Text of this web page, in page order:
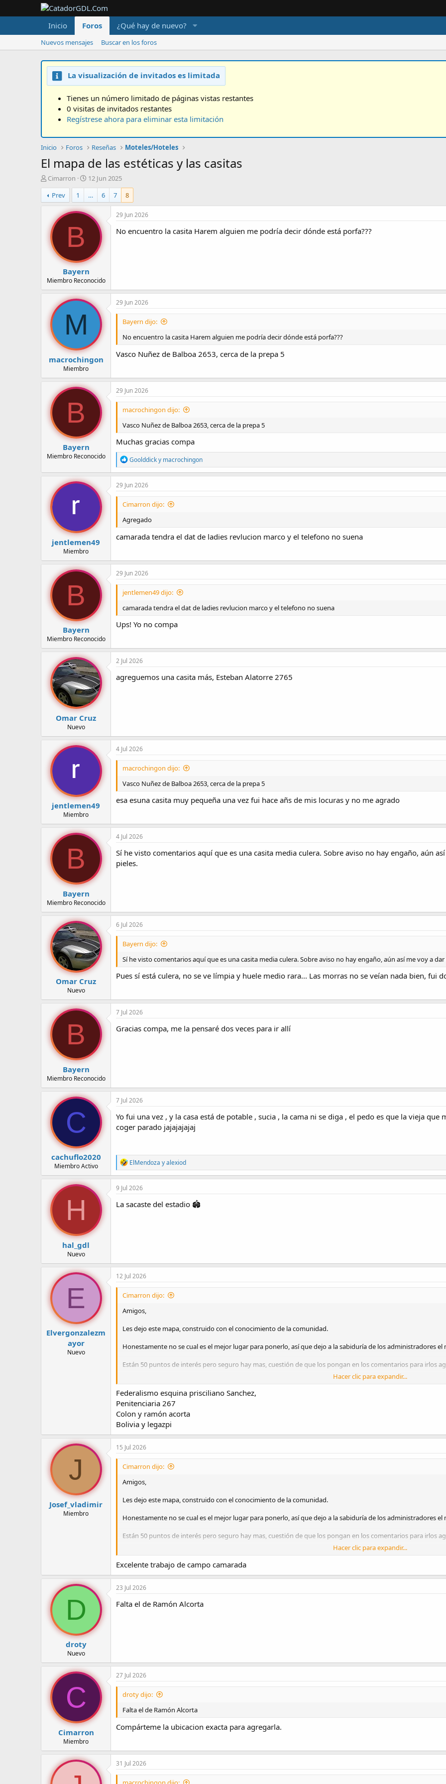
Inicio Foros ¿Qué hay de nuevo?
Nuevos mensajes Buscar en los foros
La visualización de invitados es limitada
Tienes un número limitado de páginas vistas restantes
0 visitas de invitados restantes
Regístrese ahora para eliminar esta limitación
Inicio Foros Reseñas Moteles/Hoteles
El mapa de las estéticas y las casitas
A
u
t
o
d
e
a
Cimarron
F
e
c
h
a
i
i
o
12 Jun 2025
Prev
1 … 6 7 8
B
Bayern
Miembro Reconocido
29 Jun 2026
No encuentro la casita Harem alguien me podría decir dónde está porfa???
M
macrochingon
Miembro
29 Jun 2026
Bayern dijo:
No encuentro la casita Harem alguien me podría decir dónde está porfa???
Vasco Nuñez de Balboa 2653, cerca de la prepa 5
B
Bayern
Miembro Reconocido
29 Jun 2026
macrochingon dijo:
Vasco Nuñez de Balboa 2653, cerca de la prepa 5
Muchas gracias compa
R
e
a
c
o
e
:
Goolddicky macrochingon
jentlemen49
Miembro
29 Jun 2026
Cimarron dijo:
Agregado
camarada tendra el dat de ladies revlucion marco y el telefono no suena
B
Bayern
Miembro Reconocido
29 Jun 2026
jentlemen49 dijo:
camarada tendra el dat de ladies revlucion marco y el telefono no suena
Ups! Yo no compa
Omar Cruz
Nuevo
2 Jul 2026
agreguemos una casita más, Esteban Alatorre 2765
jentlemen49
Miembro
4 Jul 2026
macrochingon dijo:
Vasco Nuñez de Balboa 2653, cerca de la prepa 5
esa esuna casita muy pequeña una vez fui hace añs de mis locuras y no me agrado
B
Bayern
Miembro Reconocido
4 Jul 2026
Sí he visto comentarios aquí que es una casita media culera. Sobre aviso no hay engaño, aún
pieles.
Omar Cruz
Nuevo
6 Jul 2026
Bayern dijo:
Sí he visto comentarios aquí que es una casita media culera. Sobre aviso no hay engaño, aún así me voy a
Pues sí está culera, no se ve límpia y huele medio rara... Las morras no se veían nada bien, fui
B
Bayern
Miembro Reconocido
7 Jul 2026
Gracias compa, me la pensaré dos veces para ir allí
C
cachuflo2020
Miembro Activo
7 Jul 2026
Yo fui una vez , y la casa está de potable , sucia , la cama ni se diga , el pedo es que la vieja
coger parado jajajajajaj
R
e
a
c
i
o
ElMendoza yalexiod
H
hal_gdl
Nuevo
9 Jul 2026
La sacaste del estadio 🏟️
E
Elvergonzalezm
ayor
Nuevo
12 Jul 2026
Cimarron dijo:
Amigos,
Les dejo este mapa, construido con el conocimiento de la comunidad.
Honestamente no se cual es el mejor lugar para ponerlo, así que dejo a la sabiduría de los administradores el
Están 50 puntos de interés pero seguro hay mas, cuestión de que los pongan en los comentarios para irlos
https://maps.app.goo.gl/fSu6Y3o4QMwBoYkA7
Ver archivo adjunto 6652
Hacer clic para expandir...
Federalismo esquina prisciliano Sanchez,
Penitenciaria 267
Colon y ramón acorta
Bolivia y legazpi
J
Josef_vladimir
Miembro
15 Jul 2026
Cimarron dijo:
Amigos,
Les dejo este mapa, construido con el conocimiento de la comunidad.
Honestamente no se cual es el mejor lugar para ponerlo, así que dejo a la sabiduría de los administradores el
Están 50 puntos de interés pero seguro hay mas, cuestión de que los pongan en los comentarios para irlos
https://maps.app.goo.gl/fSu6Y3o4QMwBoYkA7
Ver archivo adjunto 6652
Hacer clic para expandir...
Excelente trabajo de campo camarada
D
droty
Nuevo
23 Jul 2026
Falta el de Ramón Alcorta
C
Cimarron
Miembro
27 Jul 2026
droty dijo:
Falta el de Ramón Alcorta
Compárteme la ubicacion exacta para agregarla.
31 Jul 2026